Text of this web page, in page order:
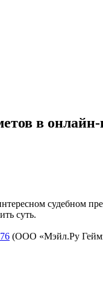
в
судебном
суть.
(ООО «Мэйл.Ру